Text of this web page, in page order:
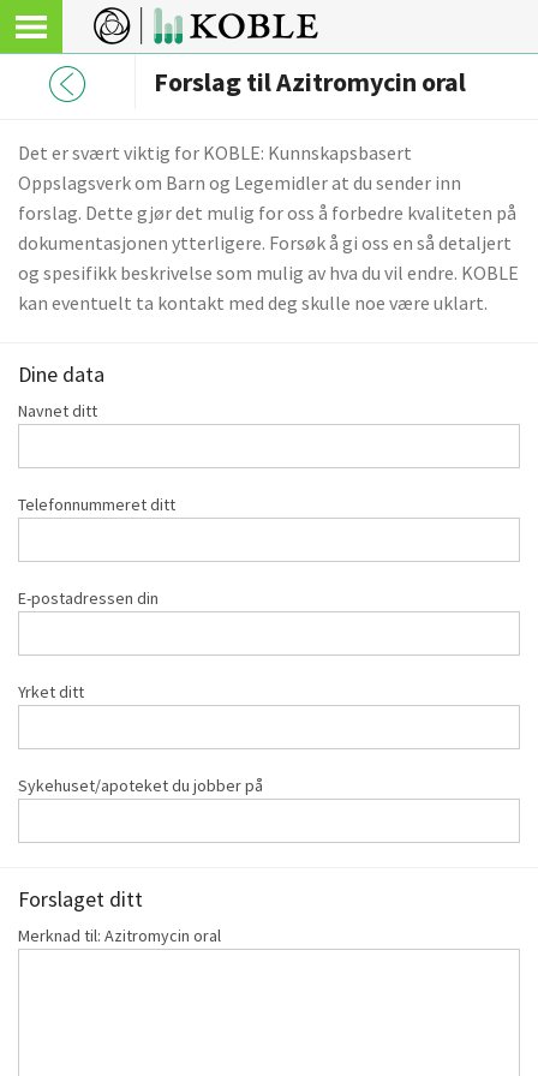
Forslag til Azitromycin oral
Det er svært viktig for KOBLE: Kunnskapsbasert
Oppslagsverk om Barn og Legemidler at du sender inn
forslag. Dette gjør det mulig for oss å forbedre kvaliteten på
dokumentasjonen ytterligere. Forsøk å gi oss en så detaljert
og spesifikk beskrivelse som mulig av hva du vil endre. KOBLE
kan eventuelt ta kontakt med deg skulle noe være uklart.
Dine data
Navnet ditt
Telefonnummeret ditt
E-postadressen din
Yrket ditt
Sykehuset/apoteket du jobber på
Forslaget ditt
Merknad til: Azitromycin oral